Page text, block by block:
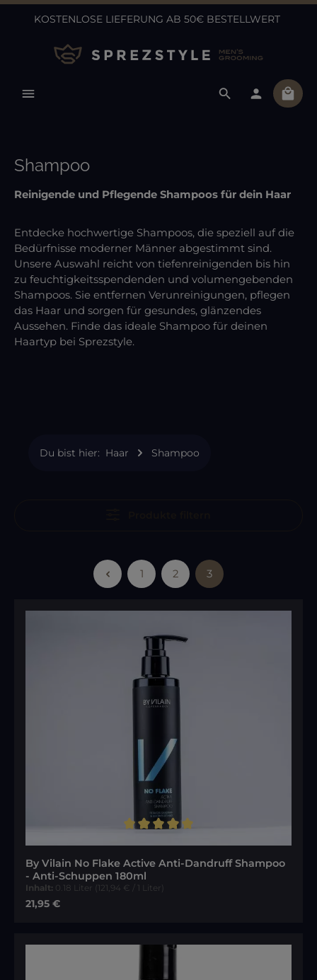
Zum Hauptinhalt springen
KOSTENLOSE LIEFERUNG AB 50€ BESTELLWERT
Shampoo
Reinigende und Pflegende Shampoos für dein Haar
Entdecke hochwertige Shampoos, die speziell auf die
Bedürfnisse moderner Männer abgestimmt sind.
Unsere Auswahl reicht von tiefenreinigenden bis hin
zu feuchtigkeitsspendenden und volumengebenden
Shampoos. Sie entfernen Verunreinigungen, pflegen
das Haar und sorgen für gesundes, glänzendes
Aussehen. Finde das ideale Shampoo für deinen
Haartyp bei Sprezstyle.
Du bist hier: Haar Shampoo
Seite
1
Seite
2
Seite
3
By Vilain No Flake Active Anti-Dandruff Shampoo
- Anti-Schuppen 180ml
Inhalt: 0.18 Liter (121,94 € / 1 Liter)
Regulärer Preis:
21,95 €